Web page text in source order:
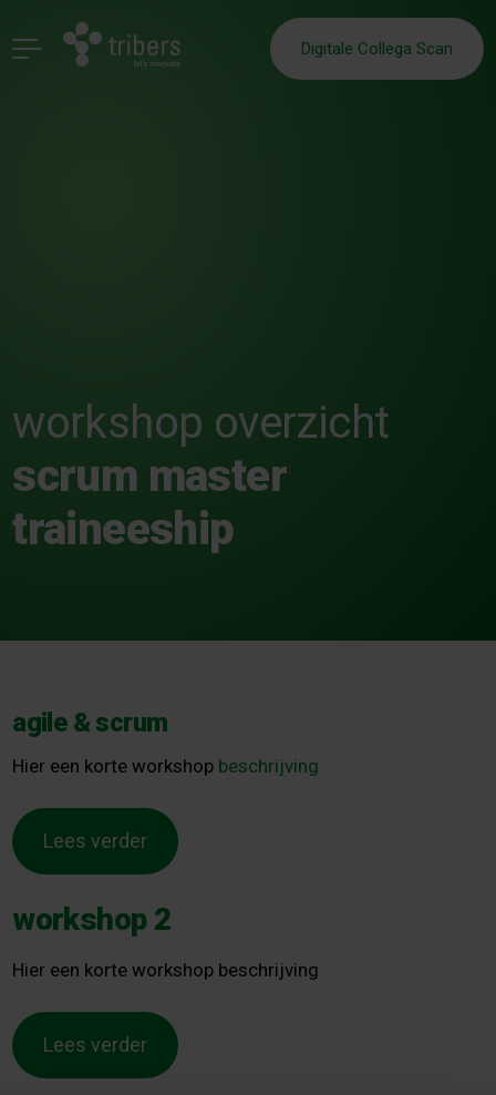
Digitale Collega Scan
workshop overzicht
scrum master
traineeship
agile & scrum
Hier een korte workshop beschrijving
Lees verder
workshop 2
Hier een korte workshop beschrijving
Lees verder